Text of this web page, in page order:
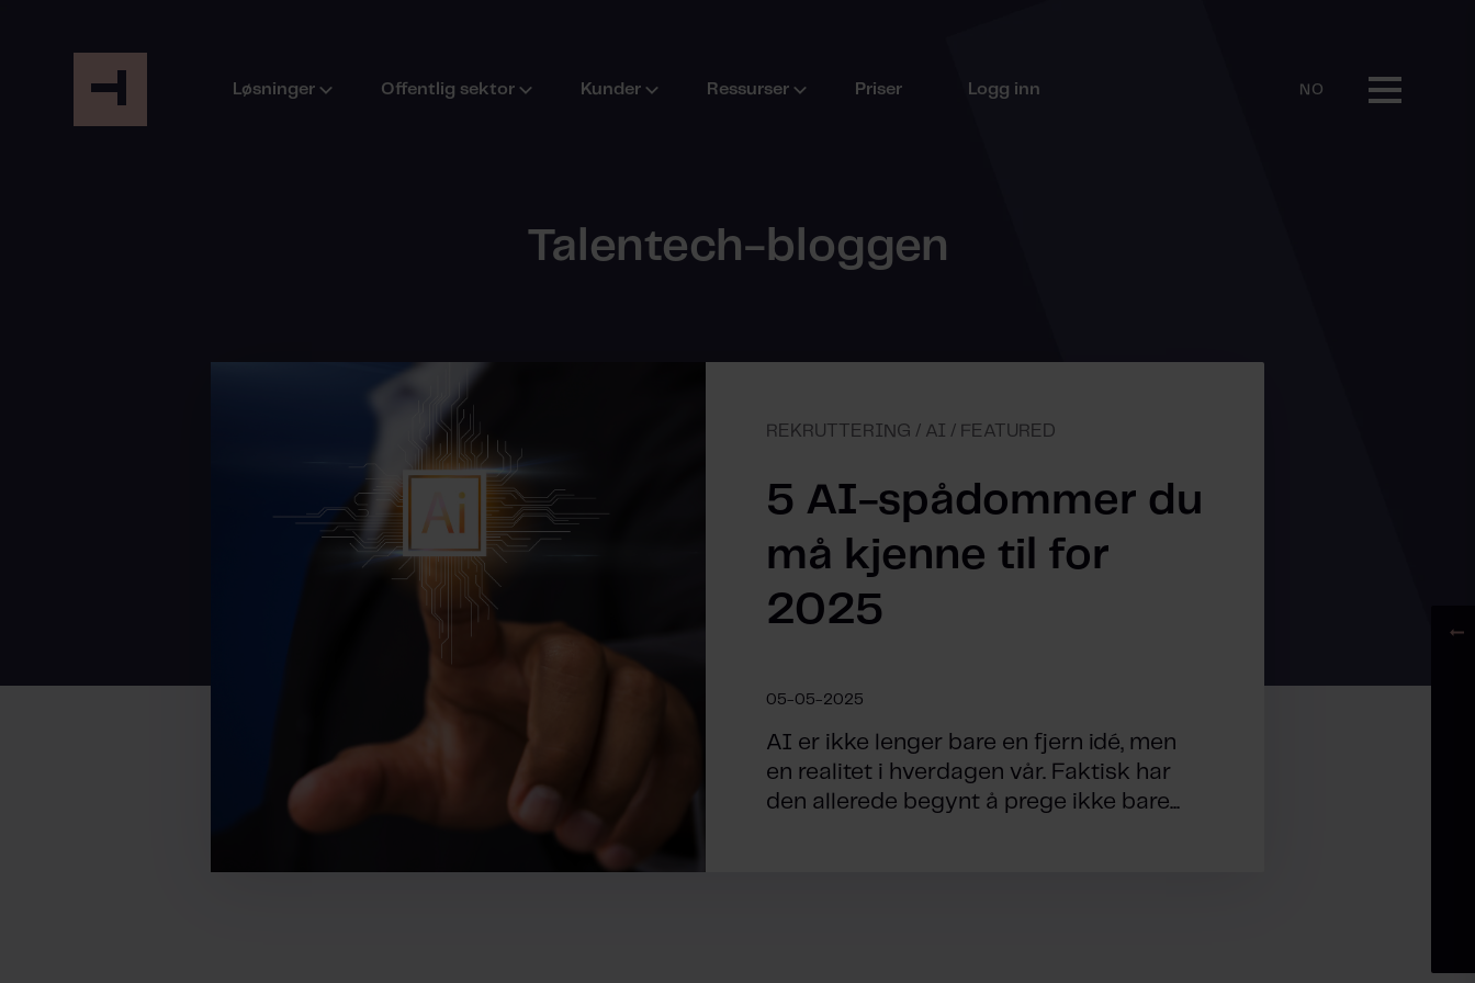
Løsninger Offentlig sektor Kunder Ressurser Priser Logg inn NO
Talentech-bloggen
REKRUTTERING / AI / FEATURED
5 AI-spådommer du
må kjenne til for
2025
05-05-2025
AI er ikke lenger bare en fjern idé, men
en realitet i hverdagen vår. Faktisk har
den allerede begynt å prege ikke bare...